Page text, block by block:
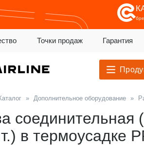
Точки продаж Гарантия
» Дополнительное оборудование »
в термоусадке